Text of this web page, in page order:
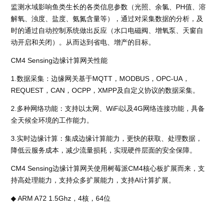
监测水域影响鱼类生长的各类信息参数（光照、余氯、PH值、溶
解氧、浊度、盐度、氨氮含量等），通过对采集数据的分析，及
时的通过自动控制系统做出反应（水口电磁阀、增氧泵、天窗自
动开启和关闭）。从而达到省电、增产的目标。
CM4 Sensing边缘计算网关性能
1.数据采集：边缘网关基于MQTT，MODBUS，OPC-UA，
REQUEST，CAN，OCPP，XMPP及自定义协议的数据采集。
2.多种网络功能：支持以太网、WiFi以及4G网络连接功能，具备
全天候全环境的工作能力。
3.实时边缘计算：集成边缘计算能力，更快的获取、处理数据，
降低云服务成本，减少流量损耗，实现硬件层面的安全保障。
CM4 Sensing边缘计算网关使用树莓派CM4核心板扩展而来，支
持高处理能力，支持众多扩展能力，支持AI计算扩展。
◆ ARM A72 1.5Ghz，4核，64位